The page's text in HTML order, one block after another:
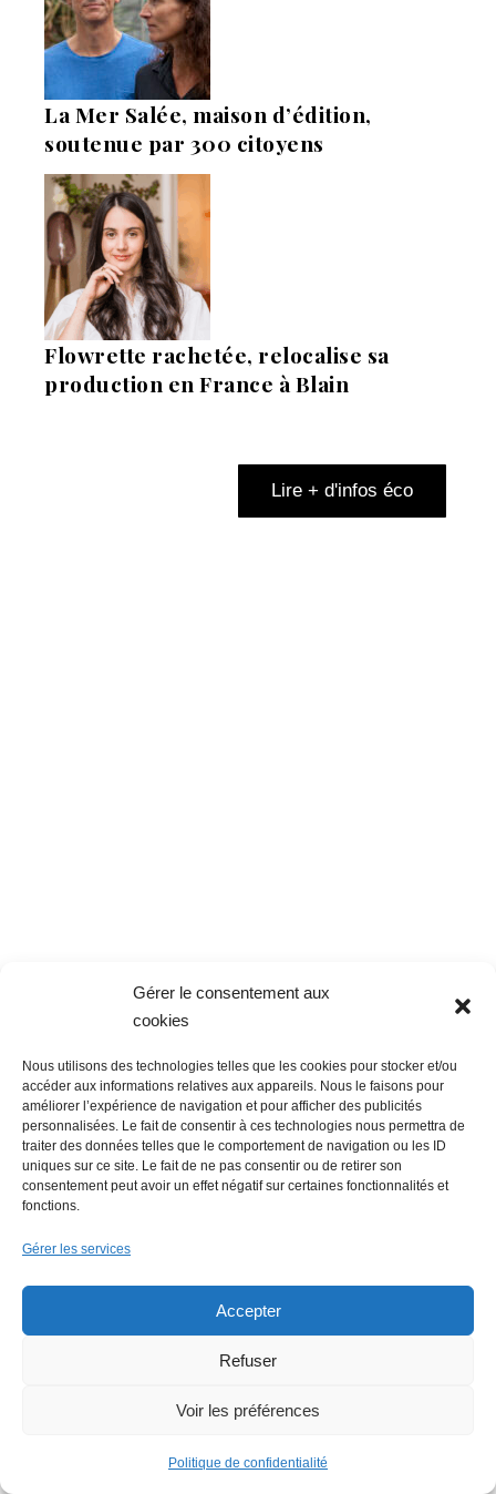
Gérer le consentement aux
cookies
Nous utilisons des technologies telles que les cookies pour stocker et/ou
accéder aux informations relatives aux appareils. Nous le faisons pour
améliorer l’expérience de navigation et pour afficher des publicités
personnalisées. Le fait de consentir à ces technologies nous permettra de
traiter des données telles que le comportement de navigation ou les ID
uniques sur ce site. Le fait de ne pas consentir ou de retirer son
consentement peut avoir un effet négatif sur certaines fonctionnalités et
fonctions.
Gérer les services
Accepter
Refuser
Voir les préférences
Politique de confidentialité
La Mer Salée, maison d’édition,
soutenue par 300 citoyens
Flowrette rachetée, relocalise sa
production en France à Blain
Lire + d'infos éco
Faire un don (déductible des
impôts) à Hello Gazette
Nantes
Faire un don